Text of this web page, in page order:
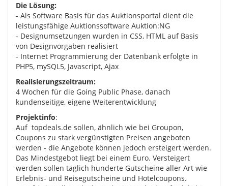
Die Lösung:
- Als Software Basis für das Auktionsportal dient die
leistungsfähige Auktionssoftware Auktion:NG
- Designumsetzungen wurden in CSS, HTML auf Basis
von Designvorgaben realisiert
- Internet Programmierung der Datenbank erfolgte in
PHP5, mySQL5, Javascript, Ajax
Realisierungszeitraum:
4 Wochen für die Going Public Phase, danach
kundenseitige, eigene Weiterentwicklung
Projektinfo:
Auf topdeals.de sollen, ähnlich wie bei Groupon,
Coupons zu stark vergünstigten Preisen angeboten
werden - die Angebote können jedoch ersteigert werden.
Das Mindestgebot liegt bei einem Euro. Versteigert
werden sollen täglich hunderte Gutscheine aller Art wie
Erlebnis- und Reisegutscheine und Hotelcoupons.